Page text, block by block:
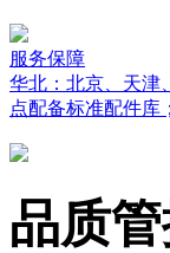
服务保障
华北：北京、天津
点配备标准配件库
品质